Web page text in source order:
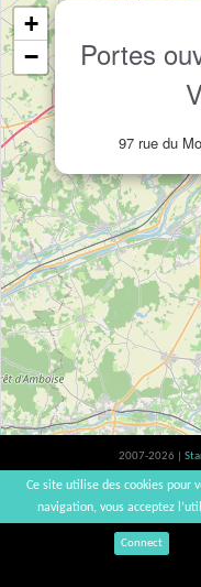
Portes
97 rue du
+
−
2007-2026 |
Der Verzehr von Alkohol ist
Connect
Ce site utilise des cookies pour
navigation, vous acceptez